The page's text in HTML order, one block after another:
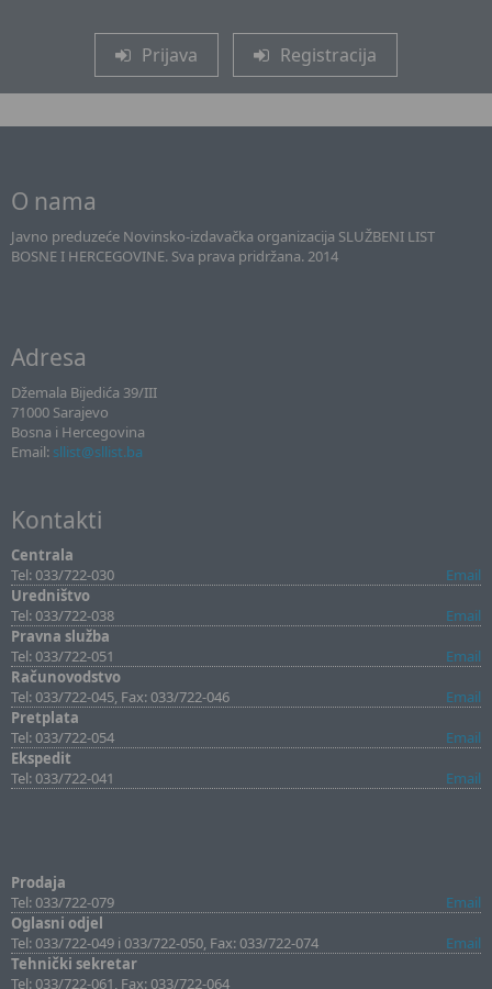
Prijava Registracija
O nama
Javno preduzeće Novinsko-izdavačka organizacija SLUŽBENI LIST
BOSNE I HERCEGOVINE. Sva prava pridržana. 2014
Adresa
Džemala Bijedića 39/III
71000 Sarajevo
Bosna i Hercegovina
Email: sllist@sllist.ba
Kontakti
Centrala
Tel: 033/722-030
Email
Uredništvo
Tel: 033/722-038
Email
Pravna služba
Tel: 033/722-051
Email
Računovodstvo
Tel: 033/722-045, Fax: 033/722-046
Email
Pretplata
Tel: 033/722-054
Email
Ekspedit
Tel: 033/722-041
Email
Prodaja
Tel: 033/722-079
Email
Oglasni odjel
Tel: 033/722-049 i 033/722-050, Fax: 033/722-074
Email
Tehnički sekretar
Tel: 033/722-061, Fax: 033/722-064